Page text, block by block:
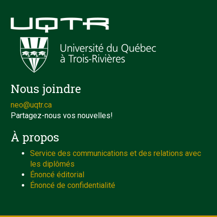
Nous joindre
neo@uqtr.ca
Partagez-nous vos nouvelles!
À propos
Service des communications et des relations avec
les diplômés
Énoncé éditorial
Énoncé de confidentialité